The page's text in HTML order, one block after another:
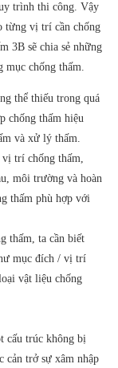
trình thi công. Vậy
từng vị trí cần chống
3B sẽ chia sẻ những
mục chống thấm.
thể thiếu trong quá
chống thấm hiệu
và xử lý thấm.
trí chống thấm,
môi trường và hoàn
thấm phù hợp với
thấm, ta cần biết
mục đích / vị trí
vật liệu chống
cấu trúc không bị
cản trở sự xâm nhập